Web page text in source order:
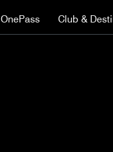
OnePass Club &